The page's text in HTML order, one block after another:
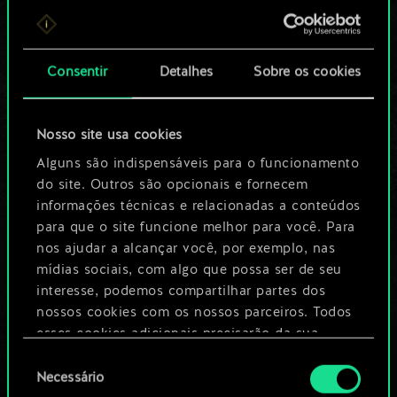
Consentir Detalhes Sobre os cookies
Nosso site usa cookies
Alguns são indispensáveis para o funcionamento
do site. Outros são opcionais e fornecem
informações técnicas e relacionadas a conteúdos
para que o site funcione melhor para você. Para
nos ajudar a alcançar você, por exemplo, nas
mídias sociais, com algo que possa ser de seu
interesse, podemos compartilhar partes dos
nossos cookies com os nossos parceiros. Todos
esses cookies adicionais precisarão da sua
deNecessário
4 6
5 5 Nekurat
4 5 Alpor x2
4 5 Íncubo
Sede Eterna
4 Banquete de Sangue x2
x2